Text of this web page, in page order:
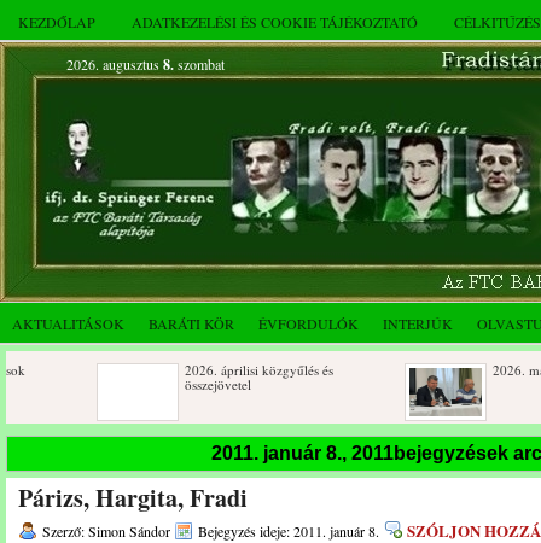
KEZDŐLAP ADATKEZELÉSI ÉS COOKIE TÁJÉKOZTATÓ
2026. augusztus 8.szombat
AKTUALITÁSOK BARÁTI KÖR ÉVFORDULÓK INTERJÚK
2026. áprilisi közgyűlés és
2026. márciusi
Születésnapi koszorúzások
Rendkívüli
novemberi
Az FTC Baráti Kör 2025. októberi
összejövetel
2011. január 8., 2011bejegyzések
Párizs, Hargita, Fradi
Szerző: Simon Sándor Bejegyzés ideje: 2011. január 8. SZÓLJON HOZZÁ